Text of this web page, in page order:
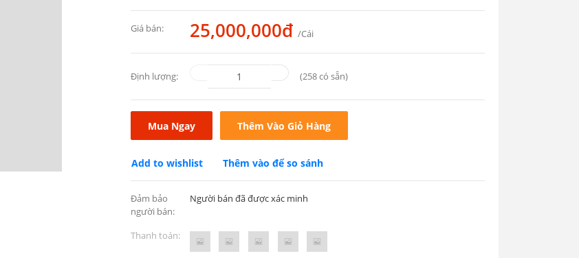
Giá bán: 25,000,000đ /Cái
Định lượng: (258có sẵn)
Mua Ngay Thêm Vào Giỏ Hàng
Add to wishlist Thêm vào để so sánh
Đảm bảo
người bán:
Người bán đã được xác minh
Thanh toán: